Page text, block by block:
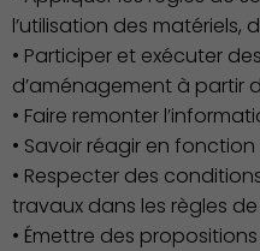
Culture
l’utilisation des matériels,
• Participer et exécuter
d’aménagement à partir
• Faire remonter
• Savoir réagir en
• Respecter des
travaux dans les règles de
• Émettre des